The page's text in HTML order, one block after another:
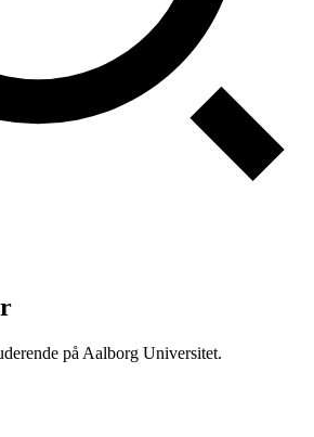
på Aalborg Universitet.